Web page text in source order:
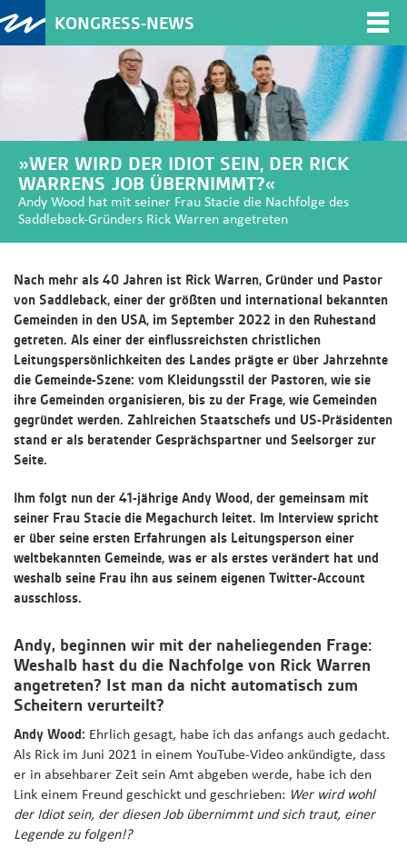
KONGRESS-NEWS
»WER WIRD DER IDIOT SEIN, DER RICK
WARRENS JOB ÜBERNIMMT?«
Andy Wood hat mit seiner Frau Stacie die Nachfolge des
Saddleback-Gründers Rick Warren angetreten
Nach mehr als 40 Jahren ist Rick Warren, Gründer und Pastor
von Saddleback, einer der größten und international bekannten
Gemeinden in den USA, im September 2022 in den Ruhestand
getreten. Als einer der einflussreichsten christlichen
Leitungspersönlichkeiten des Landes prägte er über Jahrzehnte
die Gemeinde-Szene: vom Kleidungsstil der Pastoren, wie sie
ihre Gemeinden organisieren, bis zu der Frage, wie Gemeinden
gegründet werden. Zahlreichen Staatschefs und US-Präsidenten
stand er als beratender Gesprächspartner und Seelsorger zur
Seite.
Ihm folgt nun der 41-jährige Andy Wood, der gemeinsam mit
seiner Frau Stacie die Megachurch leitet. Im Interview spricht
er über seine ersten Erfahrungen als Leitungsperson einer
weltbekannten Gemeinde, was er als erstes verändert hat und
weshalb seine Frau ihn aus seinem eigenen Twitter-Account
ausschloss.
Andy, beginnen wir mit der naheliegenden Frage:
Weshalb hast du die Nachfolge von Rick Warren
angetreten? Ist man da nicht automatisch zum
Scheitern verurteilt?
Andy Wood: Ehrlich gesagt, habe ich das anfangs auch gedacht.
Als Rick im Juni 2021 in einem YouTube-Video ankündigte, dass
er in absehbarer Zeit sein Amt abgeben werde, habe ich den
Link einem Freund geschickt und geschrieben: Wer wird wohl
der Idiot sein, der diesen Job übernimmt und sich traut, einer
Legende zu folgen!?